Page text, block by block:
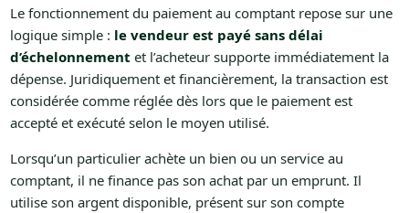
Le fonctionnement du paiement au comptant repose sur une
logique simple : le vendeur est payé sans délai
d’échelonnement et l’acheteur supporte immédiatement la
dépense. Juridiquement et financièrement, la transaction est
considérée comme réglée dès lors que le paiement est
accepté et exécuté selon le moyen utilisé.
Lorsqu’un particulier achète un bien ou un service au
comptant, il ne finance pas son achat par un emprunt. Il
utilise son argent disponible, présent sur son compte